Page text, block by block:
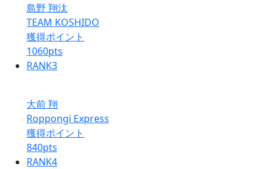
島野 翔汰
TEAM KOSHIDO
獲得ポイント
1060pts
RANK3
大前 翔
Roppongi Express
獲得ポイント
840pts
RANK4